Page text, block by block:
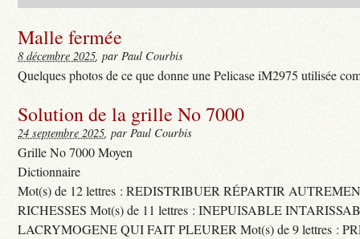
Malle fermée
8 décembre 2025, par Paul Courbis
Quelques photos de ce que donne une Pelicase iM2975 utilisée
Solution de la grille No 7000
24 septembre 2025, par Paul Courbis
Grille No 7000 Moyen
Dictionnaire
Mot(s) de 12 lettres : REDISTRIBUER RÉPARTIR
RICHESSES Mot(s) de 11 lettres : INEPUISABLE
LACRYMOGENE QUI FAIT PLEURER Mot(s) de 9 lettres :